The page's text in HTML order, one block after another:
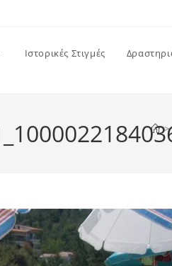
Ιστορικές Στιγμές
>